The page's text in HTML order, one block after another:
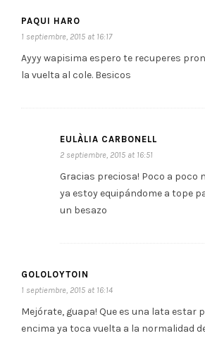
PAQUI HARO
1 septiembre, 2015 at 16:17
Ayyy wapisima espero te recuperes
la vuelta al cole. Besicos
EULÀLIA CARBONELL
2 septiembre, 2015 at 16:51
Gracias preciosa! Poco a poco
ya estoy equipándome a tope
un besazo
GOLOLOYTOIN
1 septiembre, 2015 at 16:14
Mejórate, guapa! Que es una lata estar
encima ya toca vuelta a la normalidad